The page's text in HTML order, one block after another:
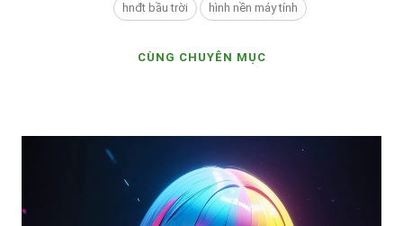
hnđt bầu trời hình nền máy tính
CÙNG CHUYÊN MỤC